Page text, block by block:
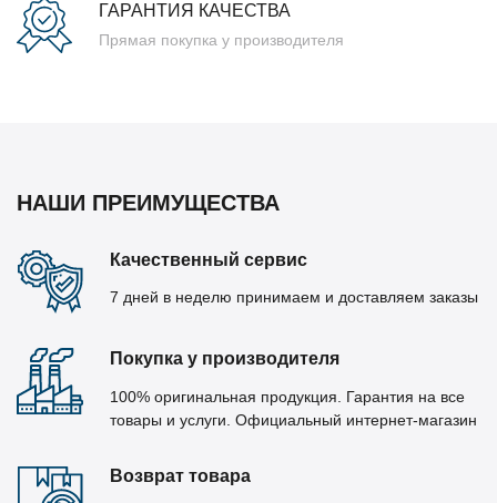
ГАРАНТИЯ КАЧЕСТВА
Прямая покупка у производителя
НАШИ ПРЕИМУЩЕСТВА
Качественный сервис
7 дней в неделю принимаем и доставляем заказы
Покупка у производителя
100% оригинальная продукция. Гарантия на все
товары и услуги. Официальный интернет-магазин
Возврат товара